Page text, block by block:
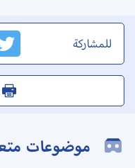
للمشاركة
موضوعات